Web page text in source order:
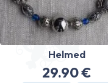
Helmed
29.90€